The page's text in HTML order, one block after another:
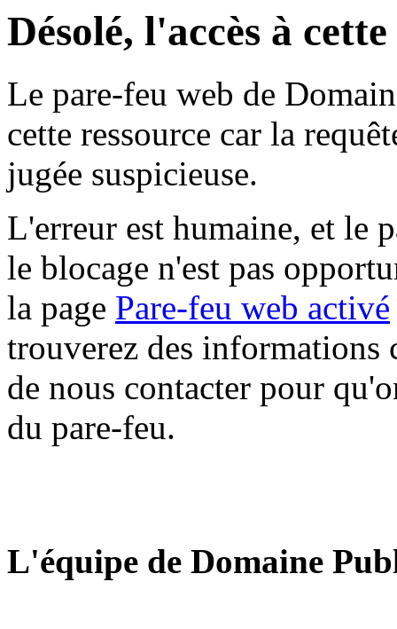
Désolé, l'accès à
Le pare-feu web de
cette ressource car la
jugée suspicieuse.
L'erreur est humaine, et le
le blocage n'est pas
la page Pare-feu web activé
trouverez des informations
de nous contacter pour
du pare-feu.
L'équipe de Domaine